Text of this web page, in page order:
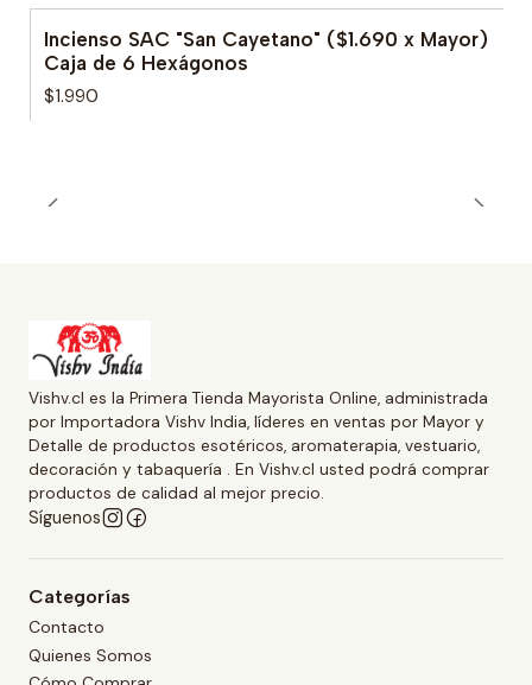
Agotado
Incienso SAC "San Cayetano" ($1.690 x Mayor)
Caja de 6 Hexágonos
$1.990
Vishv.cl es la Primera Tienda Mayorista Online, administrada
por Importadora Vishv India, líderes en ventas por Mayor y
Detalle de productos esotéricos, aromaterapia, vestuario,
decoración y tabaquería . En Vishv.cl usted podrá comprar
productos de calidad al mejor precio.
Síguenos
Categorías
Contacto
Quienes Somos